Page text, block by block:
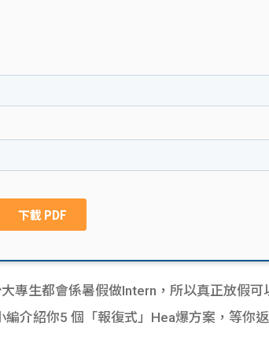
專生都會係暑假做Intern，所以真正放假
介紹你5 個「報復式」Hea爆方案，等你